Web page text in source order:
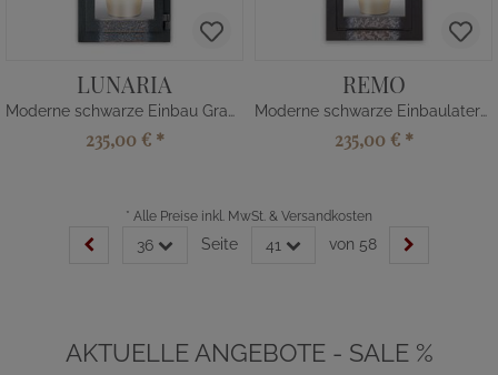
LUNARIA
Moderne schwarze Einbau Grablaterne
235,00 € *
REMO
Moderne schwarze Einbaulaterne
235,00 € *
* Alle Preise inkl. MwSt. & Versandkosten
36 Seite 41 von 58
AKTUELLE ANGEBOTE - SALE %